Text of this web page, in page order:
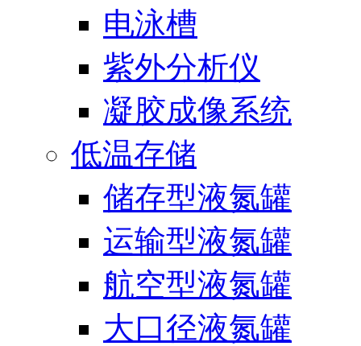
电泳槽
紫外分析仪
凝胶成像系统
低温存储
储存型液氮罐
运输型液氮罐
航空型液氮罐
大口径液氮罐